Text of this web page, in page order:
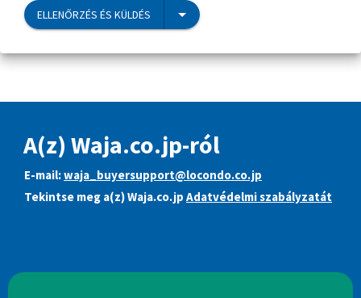
ELLENŐRZÉS ÉS KÜLDÉS
A(z) Waja.co.jp-ról
E-mail:waja_buyersupport@locondo.co.jp
Tekintse meg a(z) Waja.co.jp Adatvédelmi szabályzatát